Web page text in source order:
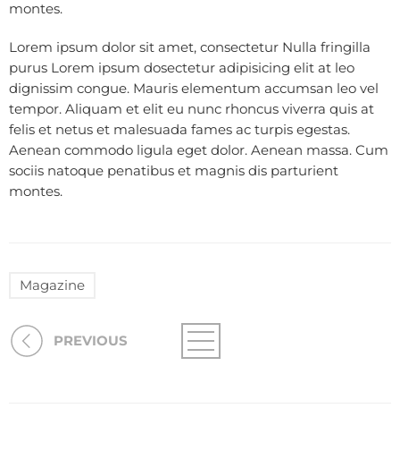
montes.
Lorem ipsum dolor sit amet, consectetur Nulla fringilla
purus Lorem ipsum dosectetur adipisicing elit at leo
dignissim congue. Mauris elementum accumsan leo vel
tempor. Aliquam et elit eu nunc rhoncus viverra quis at
felis et netus et malesuada fames ac turpis egestas.
Aenean commodo ligula eget dolor. Aenean massa. Cum
sociis natoque penatibus et magnis dis parturient
montes.
Magazine
PREVIOUS